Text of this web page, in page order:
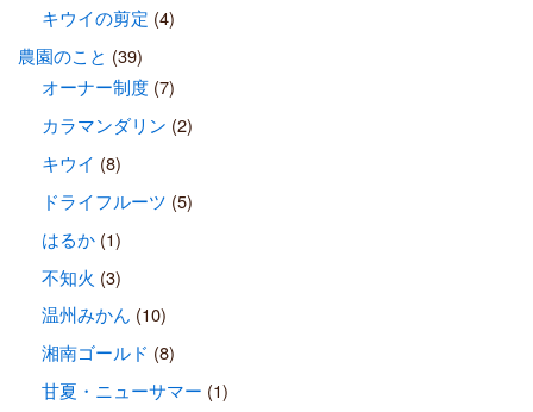
キウイの剪定 (4)
農園のこと (39)
オーナー制度(7)
カラマンダリン (2)
キウイ (8)
ドライフルーツ (5)
はるか(1)
不知火 (3)
温州みかん (10)
湘南ゴールド (8)
甘夏・ニューサマー (1)